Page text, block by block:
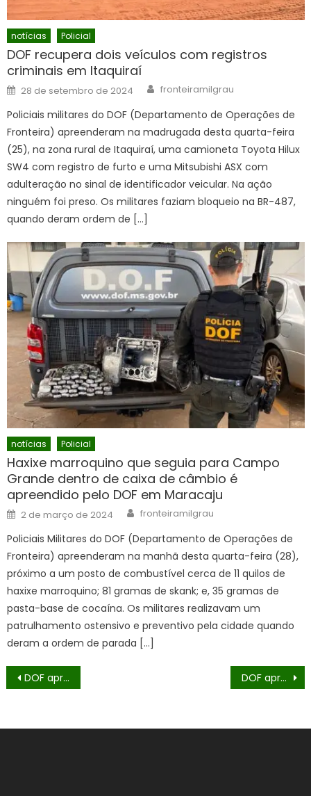
notícias Policial
DOF recupera dois veículos com registros
criminais em Itaquiraí
Posted
on
28 de setembro de 2024 Author
fronteiramilgrau
Policiais militares do DOF (Departamento de Operações de
Fronteira) apreenderam na madrugada desta quarta-feira
(25), na zona rural de Itaquiraí, uma camioneta Toyota Hilux
SW4 com registro de furto e uma Mitsubishi ASX com
adulteração no sinal de identificador veicular. Na ação
ninguém foi preso. Os militares faziam bloqueio na BR-487,
quando deram ordem de […]
notícias Policial
Haxixe marroquino que seguia para Campo
Grande dentro de caixa de câmbio é
apreendido pelo DOF em Maracaju
Posted
on
2 de março de 2024 Author
fronteiramilgrau
Policiais Militares do DOF (Departamento de Operações de
Fronteira) apreenderam na manhã desta quarta-feira (28),
próximo a um posto de combustível cerca de 11 quilos de
haxixe marroquino; 81 gramas de skank; e, 35 gramas de
pasta-base de cocaína. Os militares realizavam um
patrulhamento ostensivo e preventivo pela cidade quando
deram a ordem de parada […]
Navegação
Post
DOF apreende quase cem quilos de drogas em meio a mata em Coronel Sapucaia DOF apreende maconha e skunk às margens de rodovia em Amambai